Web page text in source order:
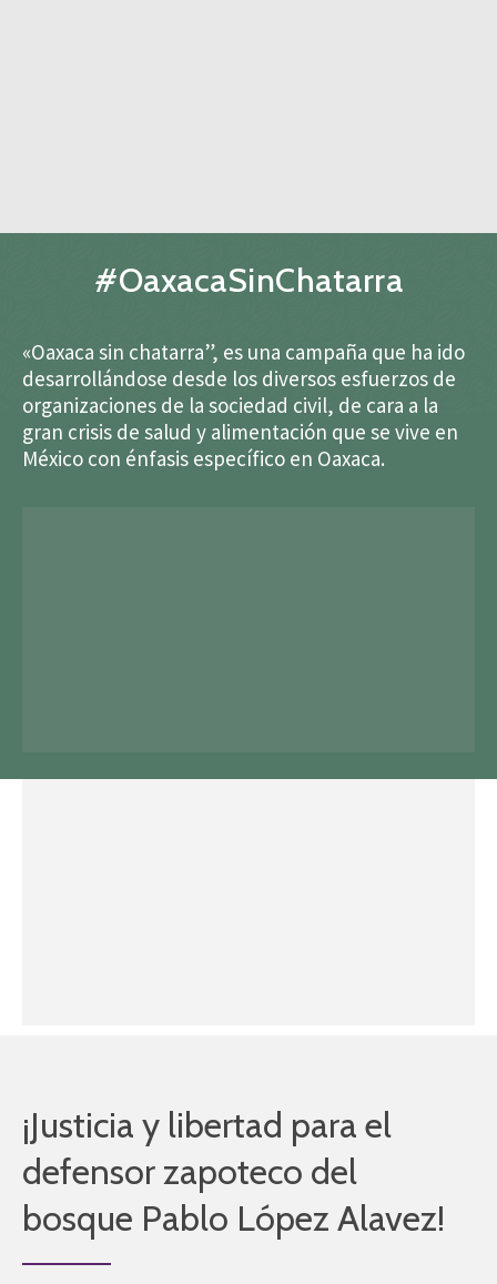
#OaxacaSinChatarra
«Oaxaca sin chatarra”, es una campaña que ha ido
desarrollándose desde los diversos esfuerzos de
organizaciones de la sociedad civil, de cara a la
gran crisis de salud y alimentación que se vive en
México con énfasis específico en Oaxaca.
¡Justicia y libertad para el
defensor zapoteco del
bosque Pablo López Alavez!